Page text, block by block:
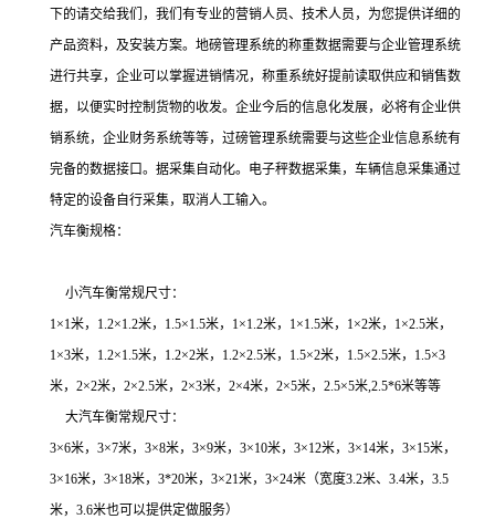
下的请交给我们，我们有专业的营销人员、技术人员，为您提供详细的
产品资料，及安装方案。 地磅管理系统的称重数据需要与企业管理系统
进行共享，企业可以掌握进销情况，称重系统好提前读取供应和销售数
据，以便实时控制货物的收发。企业今后的信息化发展，必将有企业供
销系统，企业财务系统等等，过磅管理系统需要与这些企业信息系统有
完备的数据接口。据采集自动化。电子秤数据采集，车辆信息采集通过
特定的设备自行采集，取消人工输入。
汽车衡规格：
小汽车衡常规尺寸：
1×1米，1.2×1.2米，1.5×1.5米，1×1.2米，1×1.5米，1×2米，1×2.5米，
1×3米，1.2×1.5米，1.2×2米，1.2×2.5米，1.5×2米，1.5×2.5米，1.5×3
米，2×2米，2×2.5米，2×3米，2×4米，2×5米，2.5×5米,2.5*6米等等
大汽车衡常规尺寸：
3×6米，3×7米，3×8米，3×9米，3×10米，3×12米，3×14米，3×15米，
3×16米，3×18米，3*20米，3×21米，3×24米（宽度3.2米、3.4米，3.5
米，3.6米也可以提供定做服务）